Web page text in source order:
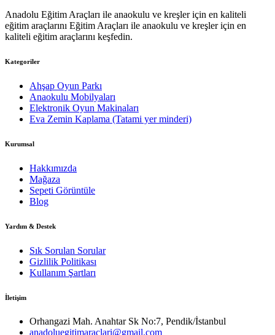
Anadolu Eğitim Araçları ile anaokulu ve kreşler için en kaliteli
eğitim araçlarını Eğitim Araçları ile anaokulu ve kreşler için en
kaliteli eğitim araçlarını keşfedin.
Kategoriler
Ahşap Oyun Parkı
Anaokulu Mobilyaları
Elektronik Oyun Makinaları
Eva Zemin Kaplama (Tatami yer minderi)
Kurumsal
Hakkımızda
Mağaza
Sepeti Görüntüle
Blog
Yardım & Destek
Sık Sorulan Sorular
Gizlilik Politikası
Kullanım Şartları
İletişim
Orhangazi Mah. Anahtar Sk No:7, Pendik/İstanbul
anadoluegitimaraclari@gmail.com